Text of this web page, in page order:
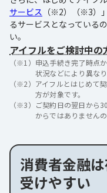
サービス （※2）（※3）
るサービスとなっている
い。
アイフルをご検討中の
（※1） 申込手続き完了時点
状況などにより異なり
（※2） アイフルとはじめて
方が対象です。
（※3） ご契約日の翌日から
からではありません
消費者金融
受けやすい